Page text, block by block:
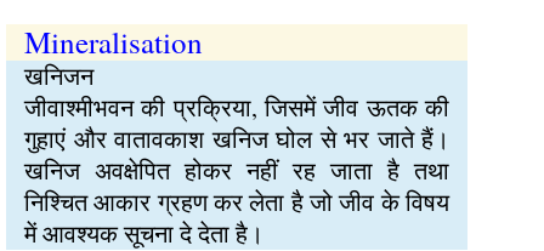
Mineralisation
खनिजन
जीवाश्मीभवन की प्रक्रिया, जिसमें जीव ऊतक की
गुहाएं और वातावकाश खनिज घोल से भर जाते हैं।
खनिज अवक्षेपित होकर नहीं रह जाता है तथा
निश्चित आकार ग्रहण कर लेता है जो जीव के विषय
में आवश्यक सूचना दे देता है।